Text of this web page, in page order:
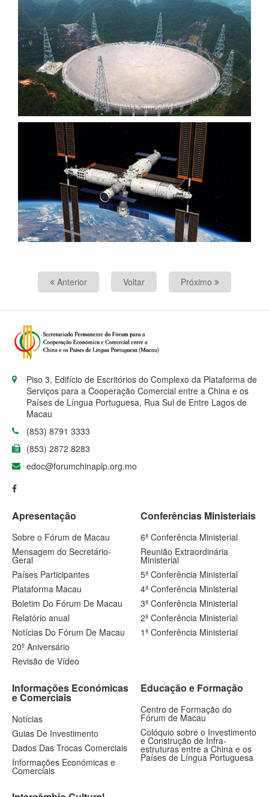
Anterior Voltar Próximo
Piso 3, Edifício de Escritórios do Complexo da Plataforma de
Serviços para a Cooperação Comercial entre a China e os
Países de Língua Portuguesa, Rua Sul de Entre Lagos de
Macau
(853) 8791 3333
(853) 2872 8283
edoc@forumchinaplp.org.mo
Apresentação
Sobre o Fórum de Macau
Mensagem do Secretário-
Geral
Países Participantes
Plataforma Macau
Boletim Do Fórum De Macau
Relatório anual
Notícias Do Fórum De Macau
20º Aniversário
Revisão de Vídeo
Conferências Ministeriais
6ª Conferência Ministerial
Reunião Extraordinária
Ministerial
5ª Conferência Ministerial
4ª Conferência Ministerial
3ª Conferência Ministerial
2ª Conferência Ministerial
1ª Conferência Ministerial
Informações Económicas
e Comerciais
Notícias
Guias De Investimento
Dados Das Trocas Comerciais
Informações Económicas e
Comerciais
Educação e Formação
Centro de Formação do
Fórum de Macau
Colóquio sobre o Investimento
e Construção de Infra-
estruturas entre a China e os
Países de Língua Portuguesa